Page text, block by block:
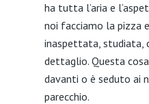
ha tutta l’aria e
noi facciamo la pizza
inaspettata, studiata,
dettaglio. Questa
davanti o è seduto ai
parecchio.